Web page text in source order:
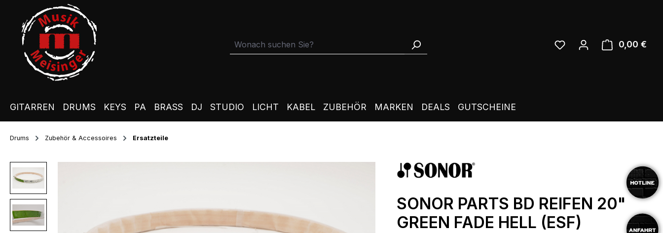
Hauptinhalt springen
Zur Suche springen
Zur Hauptnavigation springen
0,00 €
GITARREN DRUMS KEYS PA BRASS DJ STUDIO LICHT KABEL ZUBEHÖR MARKEN DEALS GUTSCHEINE
Drums Zubehör & Accessoires Ersatzteile
Bildergalerie überspringen
SONOR PARTS BD REIFEN 20"
GREEN FADE HELL (ESF)